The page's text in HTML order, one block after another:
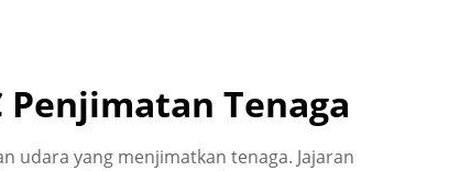
Tenaga
udara yang menjimatkan tenaga. Jajaran